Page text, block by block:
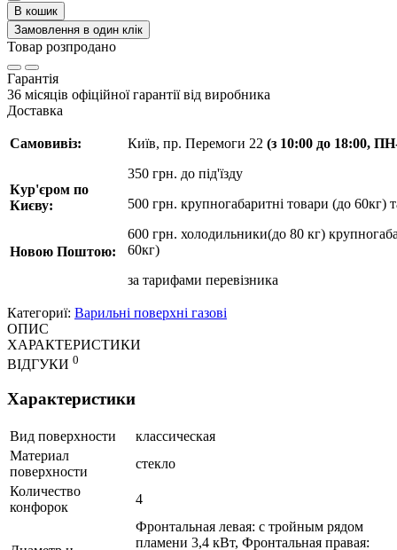
В кошик
Замовлення в один клік
Товар розпродано
Гарантія
36 місяців офіційної гарантії від виробника
Доставка
Самовивіз:
Кур'єром по
Києву:
Новою Поштою:
Київ, пр. Перемоги 22 (з 10:00 до 18:00,
350 грн. до під'їзду
500 грн. крупногабаритні товари (до 60кг)
600 грн. холодильники(до 80 кг)
60кг)
за тарифами перевізника
Категориї: Варильні поверхні газові
ОПИС
ХАРАКТЕРИСТИКИ
ВІДГУКИ 0
Характеристики
Вид поверхности
классическая
Материал
поверхности
стекло
Количество
конфорок
4
Фронтальная левая: с тройным рядом
пламени 3,4 кВт, Фронтальная правая: